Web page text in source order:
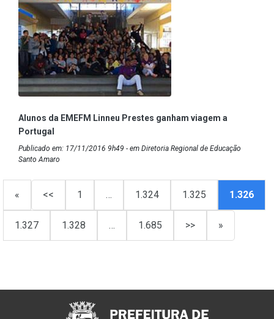
Alunos da EMEFM Linneu Prestes ganham viagem a
Portugal
Publicado em: 17/11/2016 9h49 - em Diretoria Regional de Educação
Santo Amaro
« << 1 … 1.324 1.325 1.326
1.327 1.328 … 1.685 >> »